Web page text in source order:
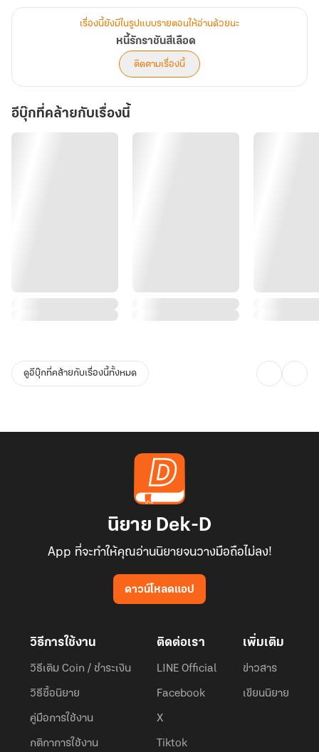
เรื่องนี้ยังมีในรูปแบบรายตอนให้อ่านด้วยนะ
หนี้รักราชันสีเลือด
ติดตามเรื่องนี้
อีบุ๊กที่คล้ายกับเรื่องนี้
ดูอีบุ๊กที่คล้ายกับเรื่องนี้ทั้งหมด
นิยาย Dek-D
App ที่จะทำให้คุณอ่านนิยายจนวางมือถือไม่ลง!
ดาวน์โหลดแอป
วิธีการใช้งาน
วิธีเติม Coin / ชำระเงิน
วิธีซื้อนิยาย
คู่มือการใช้งาน
กติกาการใช้งาน
ติดต่อเรา
LINE Official
Facebook
X
Tiktok
เพิ่มเติม
ข่าวสาร
เขียนนิยาย